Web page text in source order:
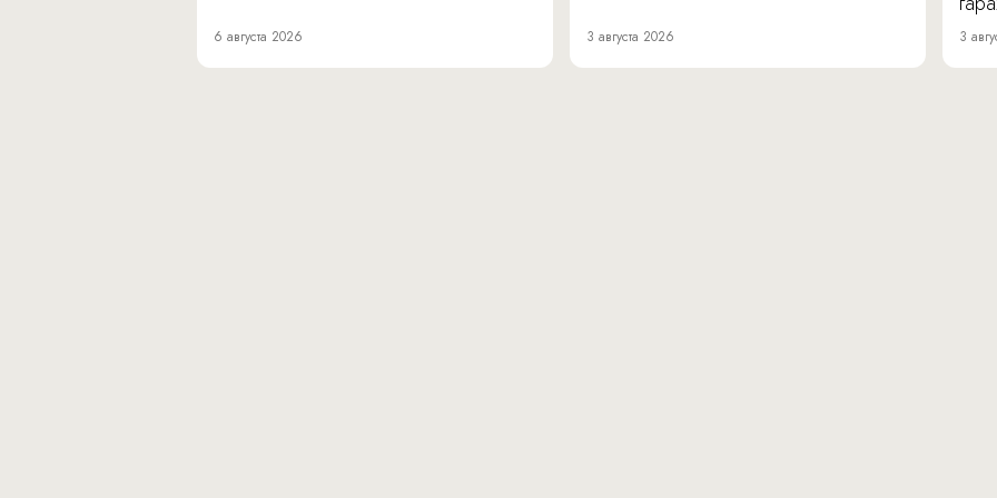
6 августа 2026 3 августа 2026 3